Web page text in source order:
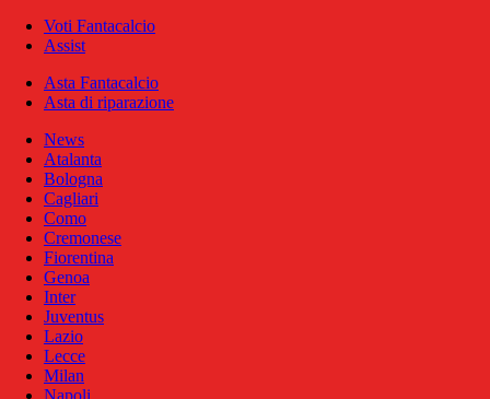
Voti Fantacalcio
Assist
Asta Fantacalcio
Asta di riparazione
News
Atalanta
Bologna
Cagliari
Como
Cremonese
Fiorentina
Genoa
Inter
Juventus
Lazio
Lecce
Milan
Napoli